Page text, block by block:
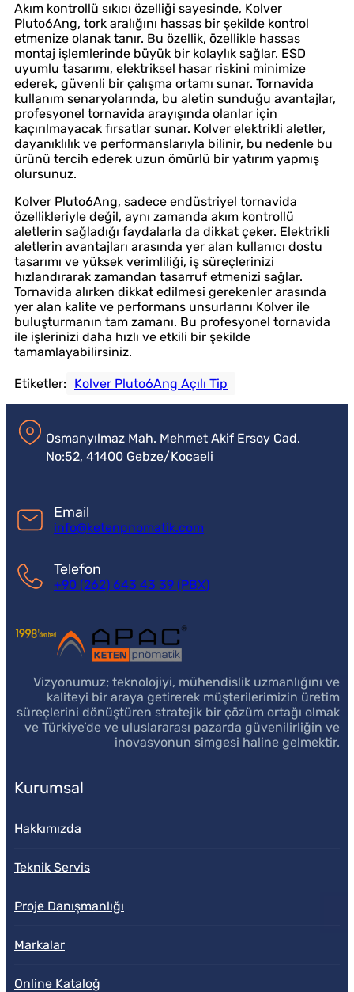
Akım kontrollü sıkıcı özelliği sayesinde, Kolver
Pluto6Ang, tork aralığını hassas bir şekilde kontrol
etmenize olanak tanır. Bu özellik, özellikle hassas
montaj işlemlerinde büyük bir kolaylık sağlar. ESD
uyumlu tasarımı, elektriksel hasar riskini minimize
ederek, güvenli bir çalışma ortamı sunar. Tornavida
kullanım senaryolarında, bu aletin sunduğu avantajlar,
profesyonel tornavida arayışında olanlar için
kaçırılmayacak fırsatlar sunar. Kolver elektrikli aletler,
dayanıklılık ve performanslarıyla bilinir, bu nedenle bu
ürünü tercih ederek uzun ömürlü bir yatırım yapmış
olursunuz.
Kolver Pluto6Ang, sadece endüstriyel tornavida
özellikleriyle değil, aynı zamanda akım kontrollü
aletlerin sağladığı faydalarla da dikkat çeker. Elektrikli
aletlerin avantajları arasında yer alan kullanıcı dostu
tasarımı ve yüksek verimliliği, iş süreçlerinizi
hızlandırarak zamandan tasarruf etmenizi sağlar.
Tornavida alırken dikkat edilmesi gerekenler arasında
yer alan kalite ve performans unsurlarını Kolver ile
buluşturmanın tam zamanı. Bu profesyonel tornavida
ile işlerinizi daha hızlı ve etkili bir şekilde
tamamlayabilirsiniz.
Etiketler: Kolver Pluto6Ang Açılı Tip
Osmanyılmaz Mah. Mehmet Akif Ersoy Cad.
No:52, 41400 Gebze/Kocaeli
Email
info@ketenpnomatik.com
Telefon
+90 (262) 643 43 39 (PBX)
Vizyonumuz; teknolojiyi, mühendislik uzmanlığını ve
kaliteyi bir araya getirerek müşterilerimizin üretim
süreçlerini dönüştüren stratejik bir çözüm ortağı olmak
ve Türkiye’de ve uluslararası pazarda güvenilirliğin ve
inovasyonun simgesi haline gelmektir.
Kurumsal
Hakkımızda
Teknik Servis
Proje Danışmanlığı
Markalar
Online Kataloğ